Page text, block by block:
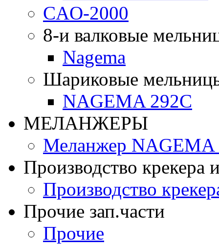
CAO-2000
8-и валковые
Nagema
Шариковые
NAGEMA 292C
МЕЛАНЖЕРЫ
Меланжер NAGEMA
Производство крекера
Производство
Прочие зап.части
Прочие